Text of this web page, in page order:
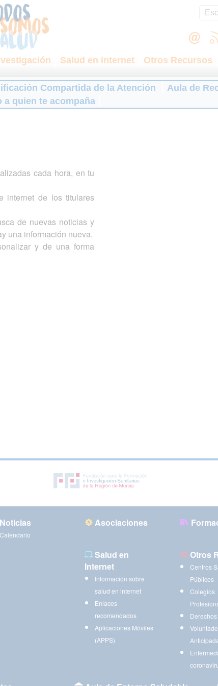
Salud en internet Otros Recursos
Compartida de la Atención
Aula de
a quien te acompaña
cada hora, en tu
internet de los titulares
de nuevas noticias y
una información nueva.
y de una forma
Noticias
Calendario
Asociaciones
Salud en
Internet
Información sobre
salud en internet
Enlaces
recomendados
Aplicaciones Móviles
(APPS)
Otros
Centros
Públicos
Colegios